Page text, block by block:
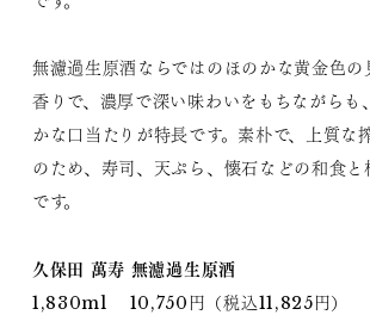
無濾過生原酒ならではのほのかな黄金色の
香りで、濃厚で深い味わいをもちながらも
かな口当たりが特長です。素朴で、上質な
のため、寿司、天ぷら、懐石などの和食と
です。
久保田 萬寿 無濾過生原酒
1,830ml 10,750円（税込11,825円）